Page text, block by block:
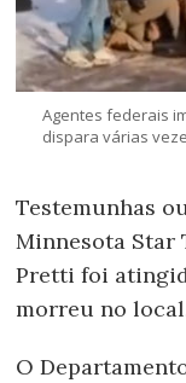
Agentes federais
dispara várias
Testemunhas
Minnesota Star
Pretti foi
morreu no
O